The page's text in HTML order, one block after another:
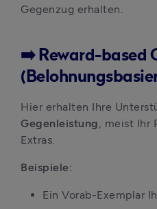
Gegenzug erhalten.
➡️ Reward-based
Gegenleistung, meist Ihr
Extras.
Beispiele:
Ein Vorab-Exemplar